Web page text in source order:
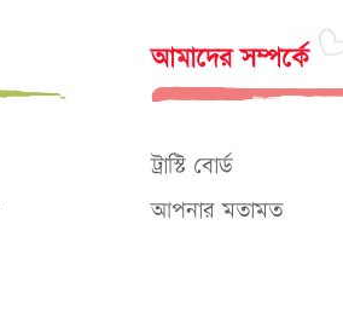
আমাদের সম্পর্কে
ট্রাস্টি বোর্ড
আপনার মতামত